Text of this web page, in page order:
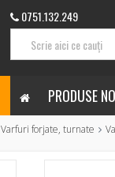
0751.132.249
PRODUSE
Varfuri forjate, turnate